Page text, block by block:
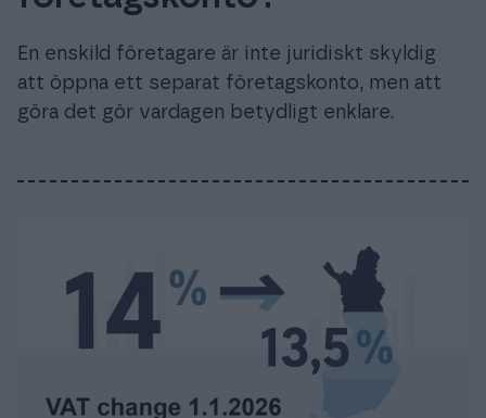
En enskild företagare är inte juridiskt skyldig
att öppna ett separat företagskonto, men att
göra det gör vardagen betydligt enklare.